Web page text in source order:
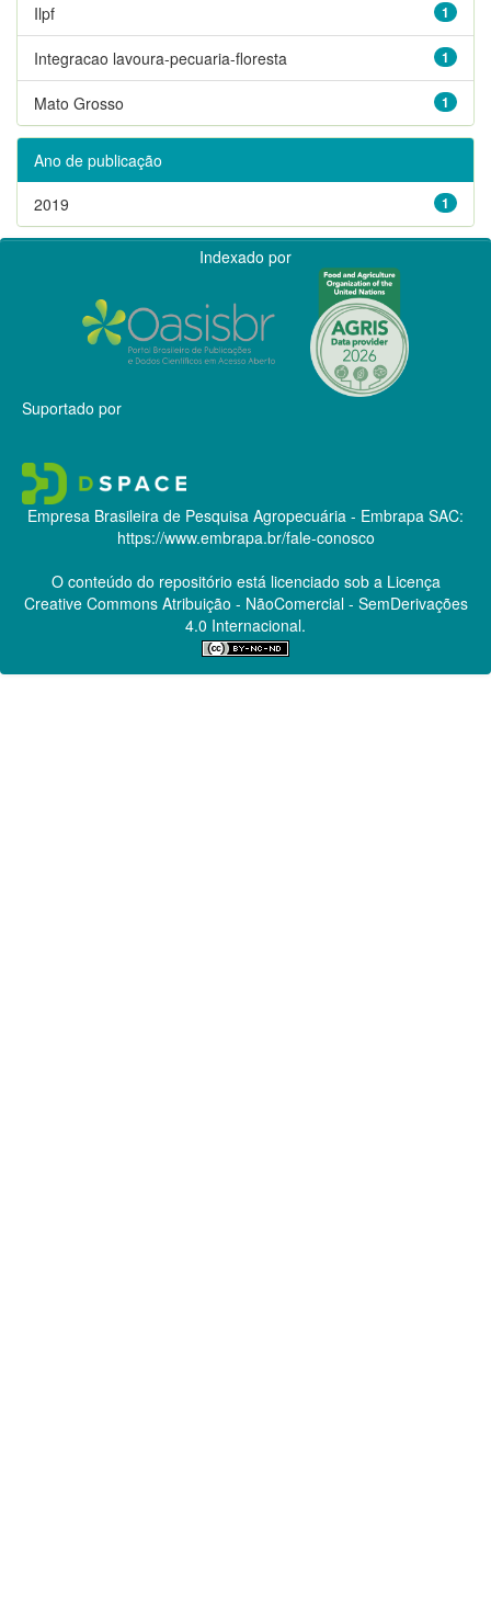
1
Ilpf
1
Integracao lavoura-pecuaria-floresta
1
Mato Grosso
Ano de publicação
1
2019
Indexado por
Suportado por
Empresa Brasileira de Pesquisa Agropecuária - Embrapa SAC:
https://www.embrapa.br/fale-conosco
O conteúdo do repositório está licenciado sob a Licença
Creative CommonsAtribuição - NãoComercial - SemDerivações
4.0 Internacional.